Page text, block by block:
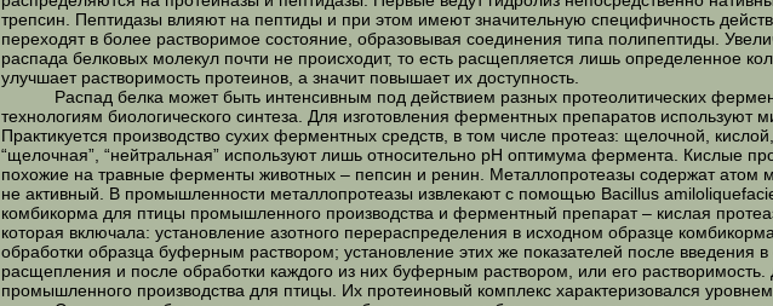
трепсин. Пептидазы влияют на пептиды и при этом имеют значительную специфичность
переходят в более растворимое состояние, образовывая соединения типа полипептиды.
распада белковых молекул почти не происходит, то есть расщепляется лишь определенное
улучшает растворимость протеинов, а значит повышает их доступность.
Распад белка может быть интенсивным под действием разных протеолитических
технологиям биологического синтеза. Для изготовления ферментных препаратов используют
Практикуется производство сухих ферментных средств, в том числе протеаз: щелочной,
“щелочная”, “нейтральная” используют лишь относительно рН оптимума фермента. Кислые
похожие на травные ферменты животных – пепсин и ренин. Металлопротеазы содержат атом
не активный. В промышленности металлопротеазы извлекают с помощью Bacillus
комбикорма для птицы промышленного производства и ферментный препарат – кислая
которая включала: установление азотного перераспределения в исходном образце
обработки образца буферным раствором; установление этих же показателей после введения
расщепления и после обработки каждого из них буферным раствором, или его
промышленного производства для птицы. Их протеиновый комплекс характеризовался уровнем